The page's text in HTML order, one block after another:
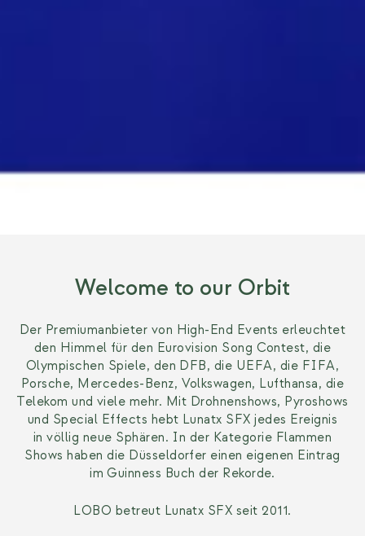
Welcome to our Orbit
Der Premiumanbieter von High-End Events erleuchtet
den Himmel für den Eurovision Song Contest, die
Olympischen Spiele, den DFB, die UEFA, die FIFA,
Porsche, Mercedes-Benz, Volkswagen, Lufthansa, die
Telekom und viele mehr. Mit Drohnenshows, Pyroshows
und Special Effects hebt Lunatx SFX jedes Ereignis
in völlig neue Sphären. In der Kategorie Flammen
Shows haben die Düsseldorfer einen eigenen Eintrag
im Guinness Buch der Rekorde.
LOBO betreut Lunatx SFX seit 2011.